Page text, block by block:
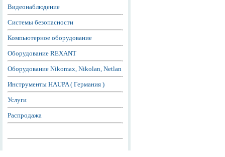
Видеонаблюдение
Системы безопасности
Компьютерное оборудование
Оборудование REXANT
Оборудование Nikomax, Nikolan, Netlan
Инструменты HAUPA ( Германия )
Услуги
Распродажа